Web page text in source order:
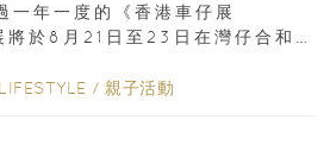
一年一度的《香港車仔展
於8月21日至23日在灣仔合和酒
LIFESTYLE / 親子活動